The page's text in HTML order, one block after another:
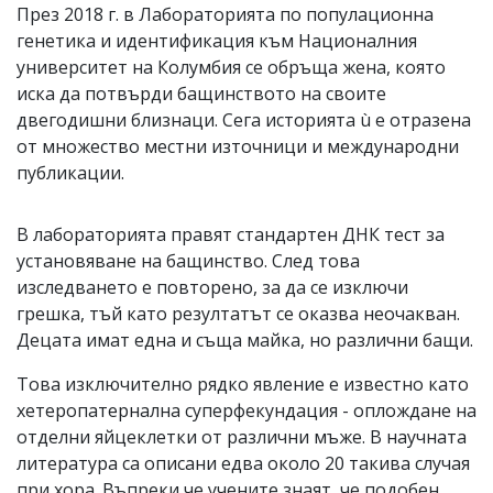
През 2018 г. в Лабораторията по популационна
генетика и идентификация към Националния
университет на Колумбия се обръща жена, която
иска да потвърди бащинството на своите
двегодишни близнаци. Сега историята ù е отразена
от множество местни източници и международни
публикации.
В лабораторията правят стандартен ДНК тест за
установяване на бащинство. След това
изследването е повторено, за да се изключи
грешка, тъй като резултатът се оказва неочакван.
Децата имат една и съща майка, но различни бащи.
Това изключително рядко явление е известно като
хетеропатернална суперфекундация - оплождане на
отделни яйцеклетки от различни мъже. В научната
литература са описани едва около 20 такива случая